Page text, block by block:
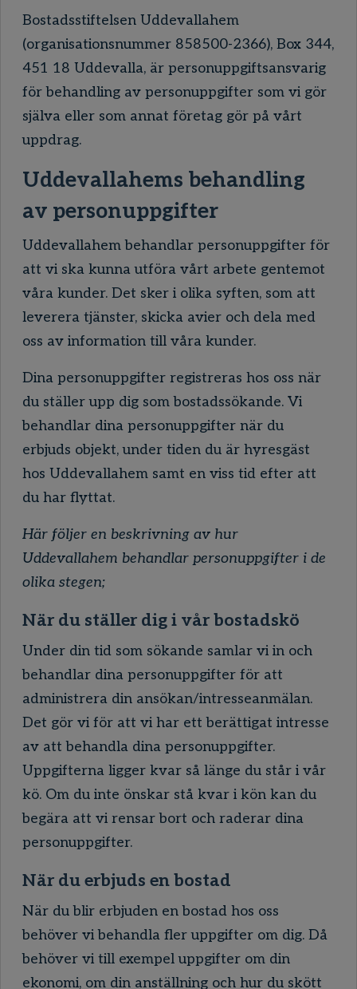
Bostadsstiftelsen Uddevallahem
(organisationsnummer 858500-2366), Box 344,
451 18 Uddevalla, är personuppgiftsansvarig
för behandling av personuppgifter som vi gör
själva eller som annat företag gör på vårt
uppdrag.
Uddevallahems behandling
av personuppgifter
Uddevallahem behandlar personuppgifter för
att vi ska kunna utföra vårt arbete gentemot
våra kunder. Det sker i olika syften, som att
leverera tjänster, skicka avier och dela med
oss av information till våra kunder.
Dina personuppgifter registreras hos oss när
du ställer upp dig som bostadssökande. Vi
behandlar dina personuppgifter när du
erbjuds objekt, under tiden du är hyresgäst
hos Uddevallahem samt en viss tid efter att
du har flyttat.
Här följer en beskrivning av hur
Uddevallahem behandlar personuppgifter i de
olika stegen;
När du ställer dig i vår bostadskö
Under din tid som sökande samlar vi in och
behandlar dina personuppgifter för att
administrera din ansökan/intresseanmälan.
Det gör vi för att vi har ett berättigat intresse
av att behandla dina personuppgifter.
Uppgifterna ligger kvar så länge du står i vår
kö. Om du inte önskar stå kvar i kön kan du
begära att vi rensar bort och raderar dina
personuppgifter.
När du erbjuds en bostad
När du blir erbjuden en bostad hos oss
behöver vi behandla fler uppgifter om dig. Då
behöver vi till exempel uppgifter om din
ekonomi, om din anställning och hur du skött